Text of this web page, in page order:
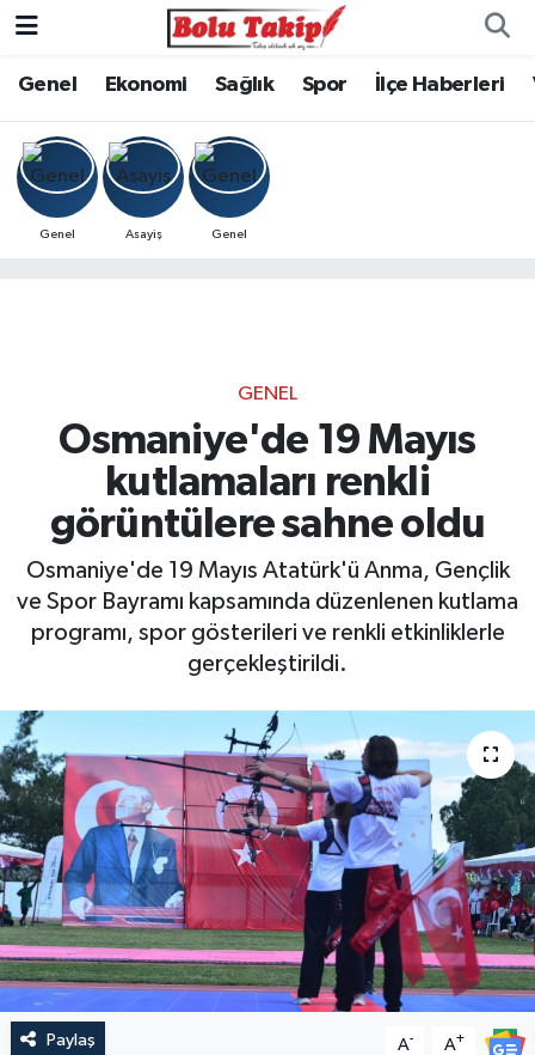
Genel Ekonomi Sağlık Spor İlçe Haberleri
Genel Asayiş Genel
GENEL
Osmaniye'de 19 Mayıs
kutlamaları renkli
görüntülere sahne oldu
Osmaniye'de 19 Mayıs Atatürk'ü Anma, Gençlik
ve Spor Bayramı kapsamında düzenlenen kutlama
programı, spor gösterileri ve renkli etkinliklerle
gerçekleştirildi.
Paylaş A- A+